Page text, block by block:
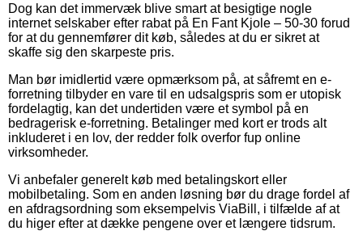
Dog kan det immervæk blive smart at besigtige nogle
internet selskaber efter rabat på En Fant Kjole – 50-30 forud
for at du gennemfører dit køb, således at du er sikret at
skaffe sig den skarpeste pris.
Man bør imidlertid være opmærksom på, at såfremt en e-
forretning tilbyder en vare til en udsalgspris som er utopisk
fordelagtig, kan det undertiden være et symbol på en
bedragerisk e-forretning. Betalinger med kort er trods alt
inkluderet i en lov, der redder folk overfor fup online
virksomheder.
Vi anbefaler generelt køb med betalingskort eller
mobilbetaling. Som en anden løsning bør du drage fordel af
en afdragsordning som eksempelvis ViaBill, i tilfælde af at
du higer efter at dække pengene over et længere tidsrum.